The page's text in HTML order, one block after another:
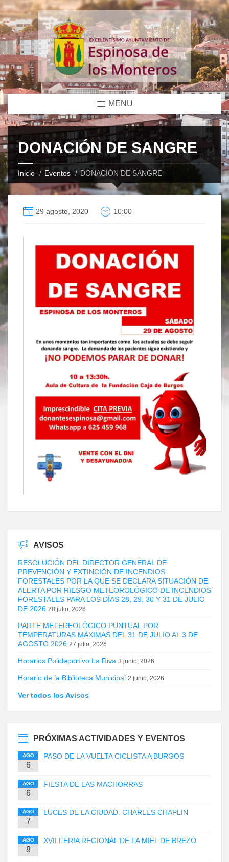
MENU
DONACIÓN DE SANGRE
Inicio Eventos DONACIÓN DE SANGRE
29 agosto, 2020 10:00
AVISOS
RESOLUCIÓN DEL DIRECTOR GENERAL DE
PREVENCIÓN Y EXTINCIÓN DE INCENDIOS
FORESTALES POR LA QUE SE DECLARA SITUACIÓN DE
ALERTA POR RIESGO METEOROLÓGICO DE INCENDIOS
FORESTALES PARA LOS DÍAS 28, 29, 30 Y 31 DE JULIO
DE 2026 28 julio, 2026
PARTE METEREOLÓGICO PUNTUAL POR
TEMPERATURAS MÁXIMAS DEL 31 DE JULIO AL 3 DE
AGOSTO 2026 27 julio, 2026
Horarios Polideportivo La Riva 3 junio, 2026
Horario de la Biblioteca Municipal 2 junio, 2026
Ver todos los Avisos
PRÓXIMAS ACTIVIDADES Y EVENTOS
AGO
6
PASO DE LA VUELTA CICLISTA A BURGOS
AGO
6
FIESTA DE LAS MACHORRAS
AGO
7
LUCES DE LA CIUDAD. CHARLES CHAPLIN
AGO
8
XVII FERIA REGIONAL DE LA MIEL DE BREZO